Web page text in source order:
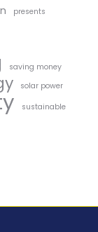
presents
saving money
solar power
sustainable